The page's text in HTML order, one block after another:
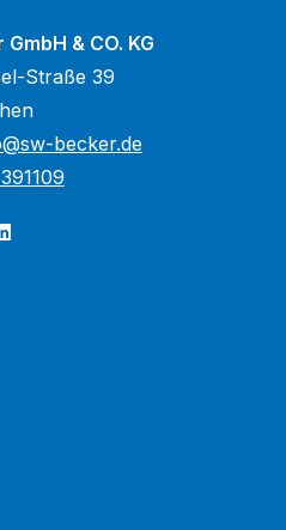
& CO. KG
Straße 39
becker.de